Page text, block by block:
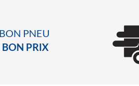
PNEU
BON PRIX